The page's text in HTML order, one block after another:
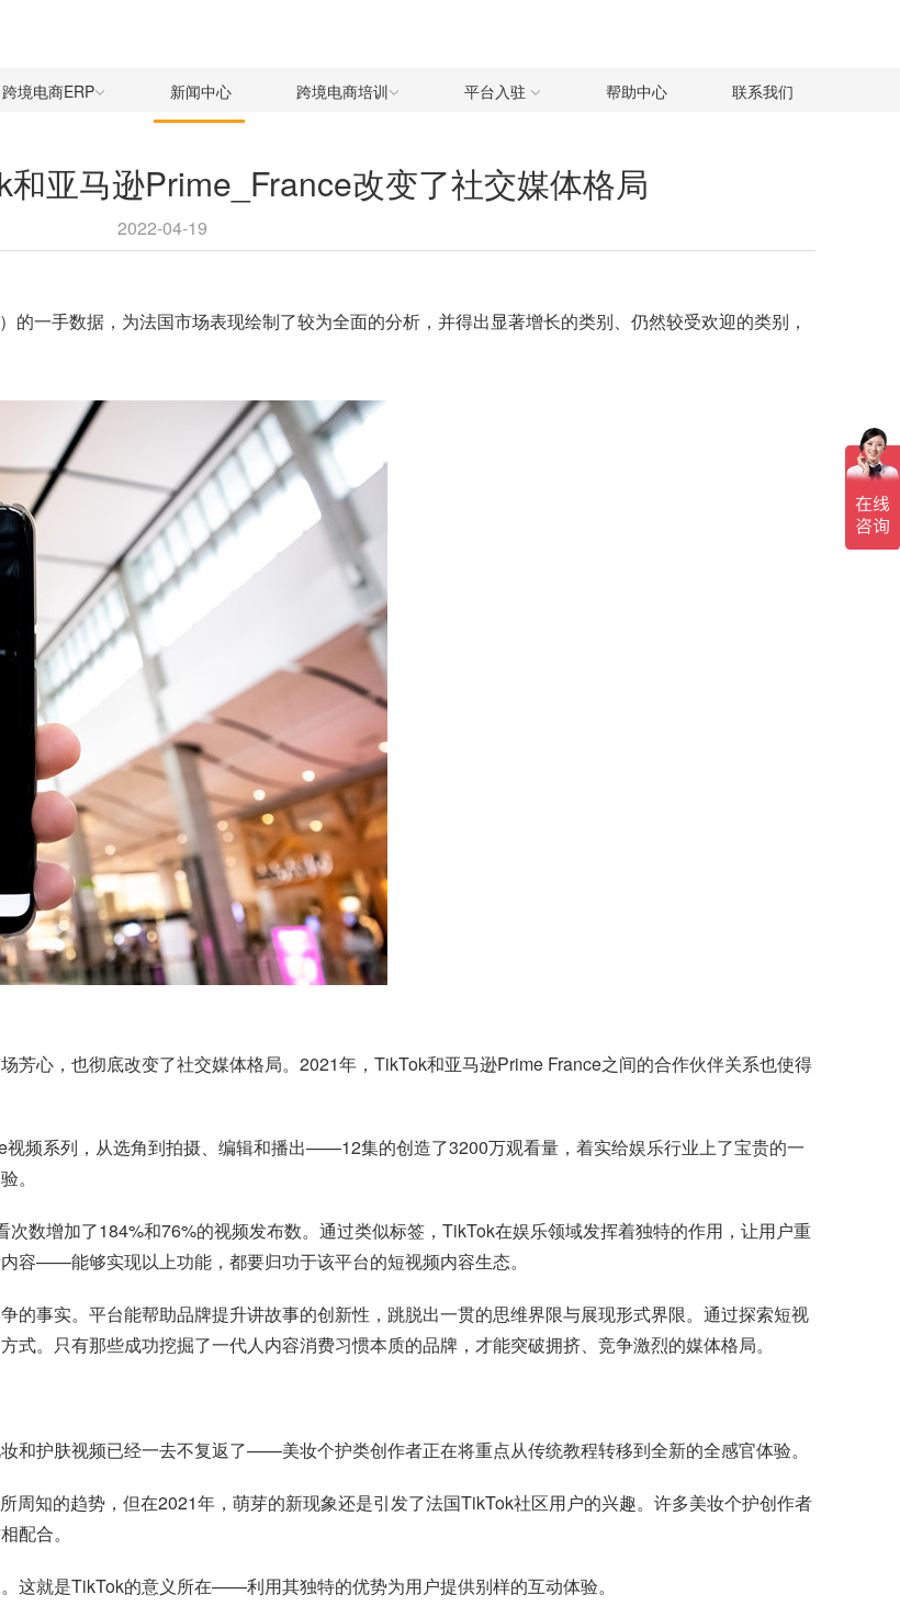
跨境电商ERP 新闻中心 跨境电商培训 平台入驻 帮助中心 联系我们
亚马逊Prime_France改变了社交媒体格局
2022-04-19
一手数据，为法国市场表现绘制了较为全面的分析，并得出显著增长的类别、仍然较受欢迎的类别，
芳心，也彻底改变了社交媒体格局。2021年，TikTok和亚马逊Prime France之间的合作伙伴关系也使得
频系列，从选角到拍摄、编辑和播出——12集的创造了3200万观看量，着实给娱乐行业上了宝贵的一
。
数增加了184%和76%的视频发布数。通过类似标签，TikTok在娱乐领域发挥着独特的作用，让用户重
容——能够实现以上功能，都要归功于该平台的短视频内容生态。
的事实。平台能帮助品牌提升讲故事的创新性，跳脱出一贯的思维界限与展现形式界限。通过探索短视
。只有那些成功挖掘了一代人内容消费习惯本质的品牌，才能突破拥挤、竞争激烈的媒体格局。
和护肤视频已经一去不复返了——美妆个护类创作者正在将重点从传统教程转移到全新的全感官体验。
周知的趋势，但在2021年，萌芽的新现象还是引发了法国TikTok社区用户的兴趣。许多美妆个护创作者
配合。
这就是TikTok的意义所在——利用其独特的优势为用户提供别样的互动体验。